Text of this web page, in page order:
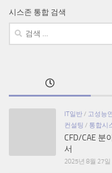
시스존 통합 검색
검
IT일반 / 고성능
컨설팅 / 통합시
CFD/CAE 분
서
2025년 8월 27일